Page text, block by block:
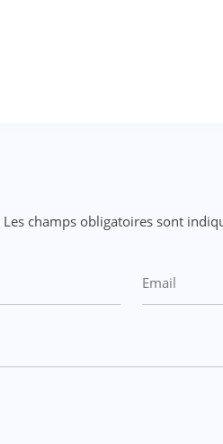
Les champs obligatoires sont